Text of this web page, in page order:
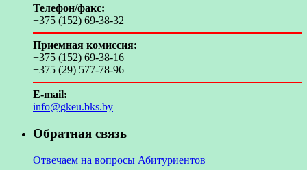
Телефон/факс:
+375 (152) 69-38-32
Приемная комиссия:
+375 (152) 69-38-16
+375 (29) 577-78-96
E-mail:
info@gkeu.bks.by
Обратная связь
Отвечаем на вопросы Абитуриентов